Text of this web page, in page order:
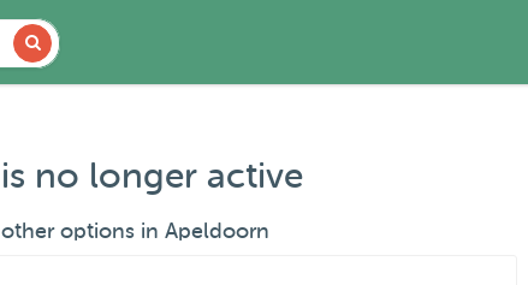
no longer active
other options in Apeldoorn